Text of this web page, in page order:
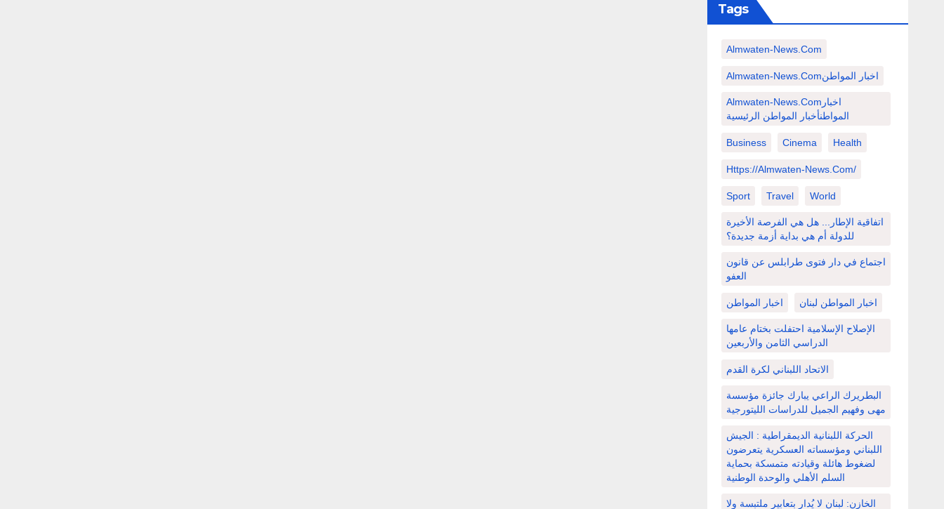
Tags
Almwaten-News.com
Almwaten-News.comاخبار المواطن
Almwaten-News.comاخبار
المواطنأخبار المواطن الرئيسية
Business Cinema Health
Https://almwaten-News.com/
Sport Travel World
اتفاقية الإطار... هل هي الفرصة الأخيرة
للدولة أم هي بداية أزمة جديدة؟
اجتماع في دار فتوى طرابلس عن قانون
العفو
اخبار المواطن اخبار المواطن لبنان
الإصلاح الإسلامية احتفلت بختام عامها
الدراسي الثامن والأربعين
الاتحاد اللبناني لكرة القدم
البطريرك الراعي يبارك جائزة مؤسسة
مهى وفهيم الجميل للدراسات الليتورجية
الحركة اللبنانية الديمقراطية : الجيش
اللبناني ومؤسساته العسكرية يتعرضون
لضغوط هائلة وقيادته متمسكة بحماية
السلم الأهلي والوحدة الوطنية
الخازن: لبنان لا يُدار بتعابير ملتبسة ولا